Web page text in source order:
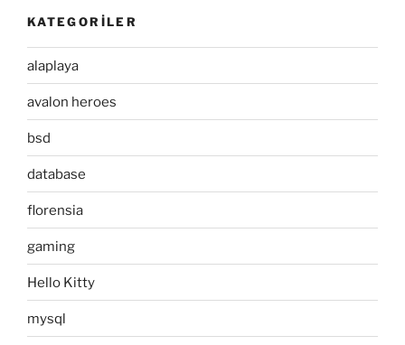
KATEGORILER
alaplaya
avalon heroes
bsd
database
florensia
gaming
Hello Kitty
mysql